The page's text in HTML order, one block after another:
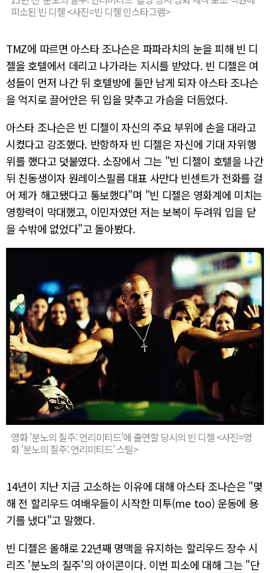
피소된 빈 디젤 <사진=빈 디젤 인스타그램>
TMZ에 따르면 아스타 조나슨은 파파라치의 눈을 피해 빈 디
젤을 호텔에서 데리고 나가라는 지시를 받았다. 빈 디젤은 여
성들이 먼저 나간 뒤 호텔방에 둘만 남게 되자 아스타 조나슨
을 억지로 끌어안은 뒤 입을 맞추고 가슴을 더듬었다.
아스타 조나슨은 빈 디젤이 자신의 주요 부위에 손을 대라고
시켰다고 강조했다. 반항하자 빈 디젤은 자신에 기대 자위행
위를 했다고 덧붙였다. 소장에서 그는 "빈 디젤이 호텔을 나간
뒤 친동생이자 원레이스필름 대표 사만다 빈센트가 전화를 걸
어 제가 해고됐다고 통보했다"며 "빈 디젤은 영화계에 미치는
영향력이 막대했고, 이민자였던 저는 보복이 두려워 입을 닫
을 수밖에 없었다"고 돌아봤다.
영화 '분노의 질주: 언리미티드'에 출연할 당시의 빈 디젤 <사진=영
화 '분노의 질주: 언리미티드' 스틸>
14년이 지난 지금 고소하는 이유에 대해 아스타 조나슨은 "몇
해 전 할리우드 여배우들이 시작한 미투(me too) 운동에 용
기를 냈다"고 말했다.
빈 디젤은 올해로 22년째 명맥을 유지하는 할리우드 장수 시
리즈 '분노의 질주'의 아이콘이다. 이번 피소에 대해 그는 "단